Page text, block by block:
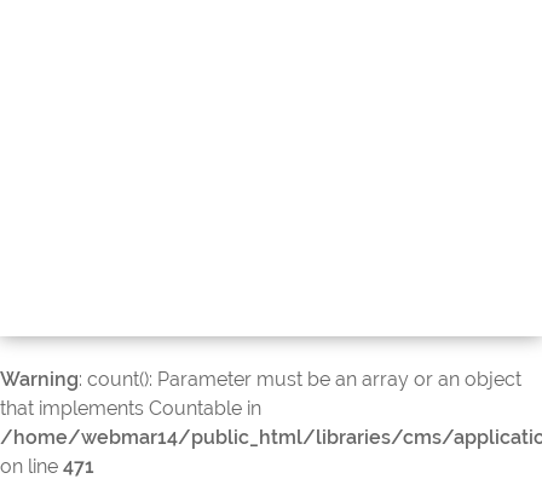
Warning: count(): Parameter must be an array or an object
that implements Countable in
/home/webmar14/public_html/libraries/cms/
on line 471